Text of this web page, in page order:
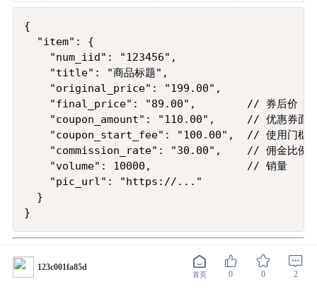
{
  "item": {
    "num_iid": "123456",
    "title": "商品标题",
    "original_price": "199.00",
    "final_price": "89.00",        // 券后价
"coupon_amount": "110.00",     // 优惠券面
    "coupon_start_fee": "100.00",  // 使用门槛
    "commission_rate": "30.00",    // 佣金比例
    "volume": 10000,               // 销量
    "pic_url": "https://..."
  }
123c001fa85d
首页 0 0 2